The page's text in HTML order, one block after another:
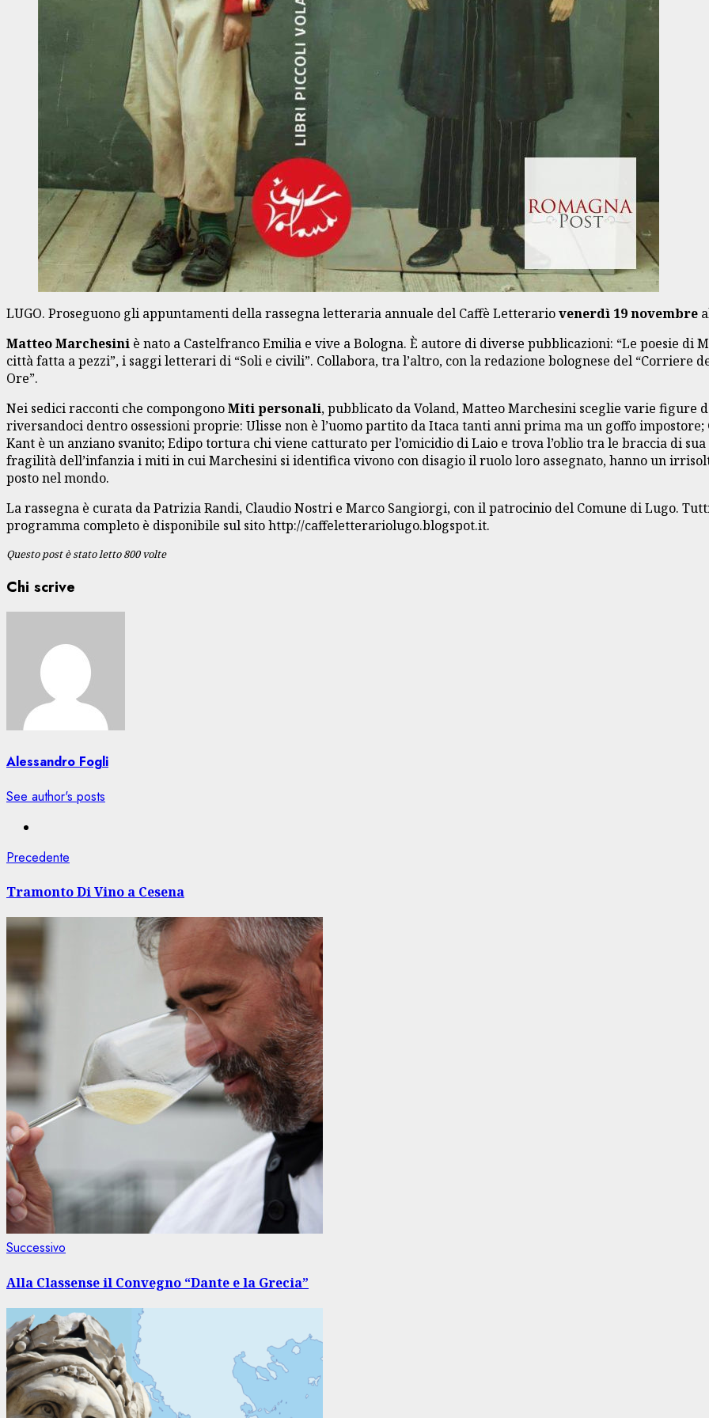
LUGO. Proseguono gli appuntamenti della rassegna letteraria annuale del Caffè Letterariovenerdì 19 novembre
Matteo Marchesini è nato a Castelfranco Emilia e vive a Bologna. È autore di diverse pubblicazioni: “Le poesie di
città fatta a pezzi”, i saggi letterari di “Soli e civili”. Collabora, tra l’altro, con la redazione bolognese del “Corriere
Ore”.
Nei sedici racconti che compongonoMiti personali, pubblicato da Voland, Matteo Marchesini sceglie varie figure
riversandoci dentro ossessioni proprie: Ulisse non è l’uomo partito da Itaca tanti anni prima ma un goffo
Kant è un anziano svanito; Edipo tortura chi viene catturato per l’omicidio di Laio e trova l’oblio tra le braccia di
fragilità dell’infanzia i miti in cui Marchesini si identifica vivono con disagio il ruolo loro assegnato, hanno un
posto nel mondo.
La rassegna è curata da Patrizia Randi, Claudio Nostri e Marco Sangiorgi, con il patrocinio del Comune di Lugo.
programma completo è disponibile sul sito http://caffeletterariolugo.blogspot.it.
Questo post è stato letto 800 volte
Chi scrive
Alessandro Fogli
See author's posts
Navigazione
articolo
Precedente
Tramonto Di Vino a Cesena
Successivo
Alla Classense il Convegno “Dante e la Grecia”